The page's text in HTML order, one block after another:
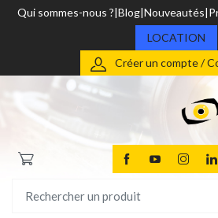
Qui sommes-nous ? Blog Nouveautés
LOCATION
Créer un compte /